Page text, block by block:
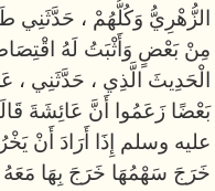
الزُّهْرِيُّ وَكُلُّهُمْ ، حَدَّثَنِي
مِنْ بَعْضٍ وَأَثْبَتُ لَهُ
الْحَدِيثَ الَّذِي ، حَدَّثَنِي
بَعْضًا زَعَمُوا أَنَّ عَائِشَةَ
عليه وسلم إِذَا أَرَادَ أَنْ
خَرَجَ سَهْمُهَا خَرَجَ بِهَا مَعَهُ